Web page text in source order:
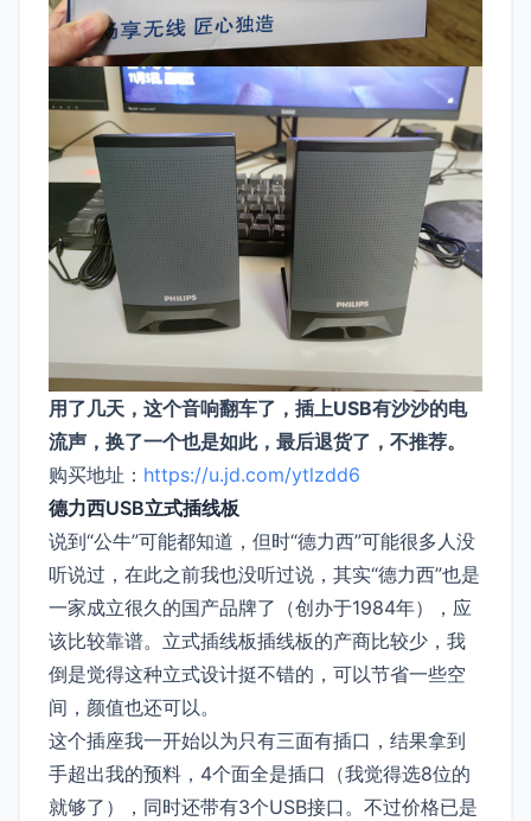
用了几天，这个音响翻车了，插上USB有沙沙的电
流声，换了一个也是如此，最后退货了，不推荐。
购买地址： https://u.jd.com/ytlzdd6
德力西USB立式插线板
说到“公牛”可能都知道，但时“德力西”可能很多人没
听说过，在此之前我也没听过说，其实“德力西”也是
一家成立很久的国产品牌了（创办于1984年），应
该比较靠谱。立式插线板插线板的产商比较少，我
倒是觉得这种立式设计挺不错的，可以节省一些空
间，颜值也还可以。
这个插座我一开始以为只有三面有插口，结果拿到
手超出我的预料，4个面全是插口（我觉得选8位的
就够了），同时还带有3个USB接口。不过价格已是